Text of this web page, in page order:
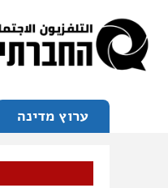
ערוץ מדינה